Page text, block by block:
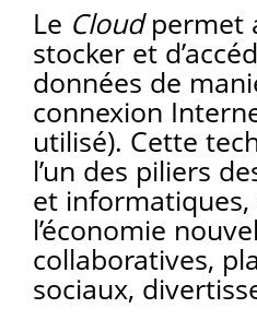
Le Cloudpermet
stocker et
données de
connexion
utilisé). Cette
l’un des piliers
et informatiques,
l’économie
collaboratives,
sociaux,